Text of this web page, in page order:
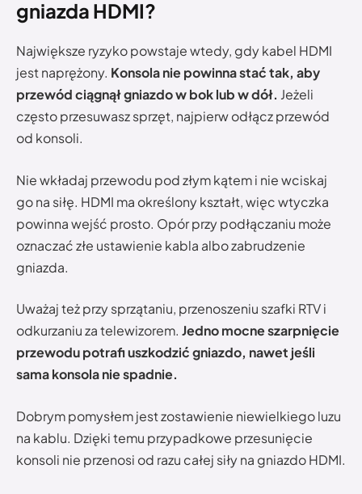
gniazda HDMI?
Największe ryzyko powstaje wtedy, gdy kabel HDMI
jest naprężony. Konsola nie powinna stać tak, aby
przewód ciągnął gniazdo w bok lub w dół. Jeżeli
często przesuwasz sprzęt, najpierw odłącz przewód
od konsoli.
Nie wkładaj przewodu pod złym kątem i nie wciskaj
go na siłę. HDMI ma określony kształt, więc wtyczka
powinna wejść prosto. Opór przy podłączaniu może
oznaczać złe ustawienie kabla albo zabrudzenie
gniazda.
Uważaj też przy sprzątaniu, przenoszeniu szafki RTV i
odkurzaniu za telewizorem. Jedno mocne szarpnięcie
przewodu potrafi uszkodzić gniazdo, nawet jeśli
sama konsola nie spadnie.
Dobrym pomysłem jest zostawienie niewielkiego luzu
na kablu. Dzięki temu przypadkowe przesunięcie
konsoli nie przenosi od razu całej siły na gniazdo HDMI.